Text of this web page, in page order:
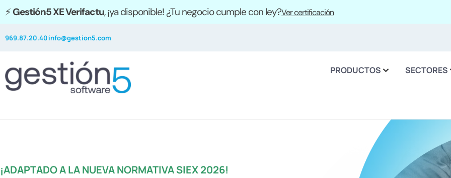
⚡Gestión5 XE Verifactu, ¡ya disponible! ¿Tu negocio cumple con ley?Ver certificación
969.87.20.40info@gestion5.com
PRODUCTOS SECTORES
¡ADAPTADO A LA NUEVA NORMATIVA SIEX 2026!